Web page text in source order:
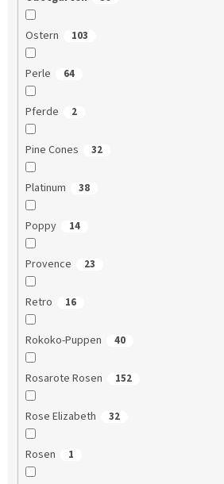
Ostern 103
Perle 64
Pferde 2
Pine Cones 32
Platinum 38
Poppy 14
Provence 23
Retro 16
Rokoko-Puppen 40
Rosarote Rosen 152
Rose Elizabeth 32
Rosen 1